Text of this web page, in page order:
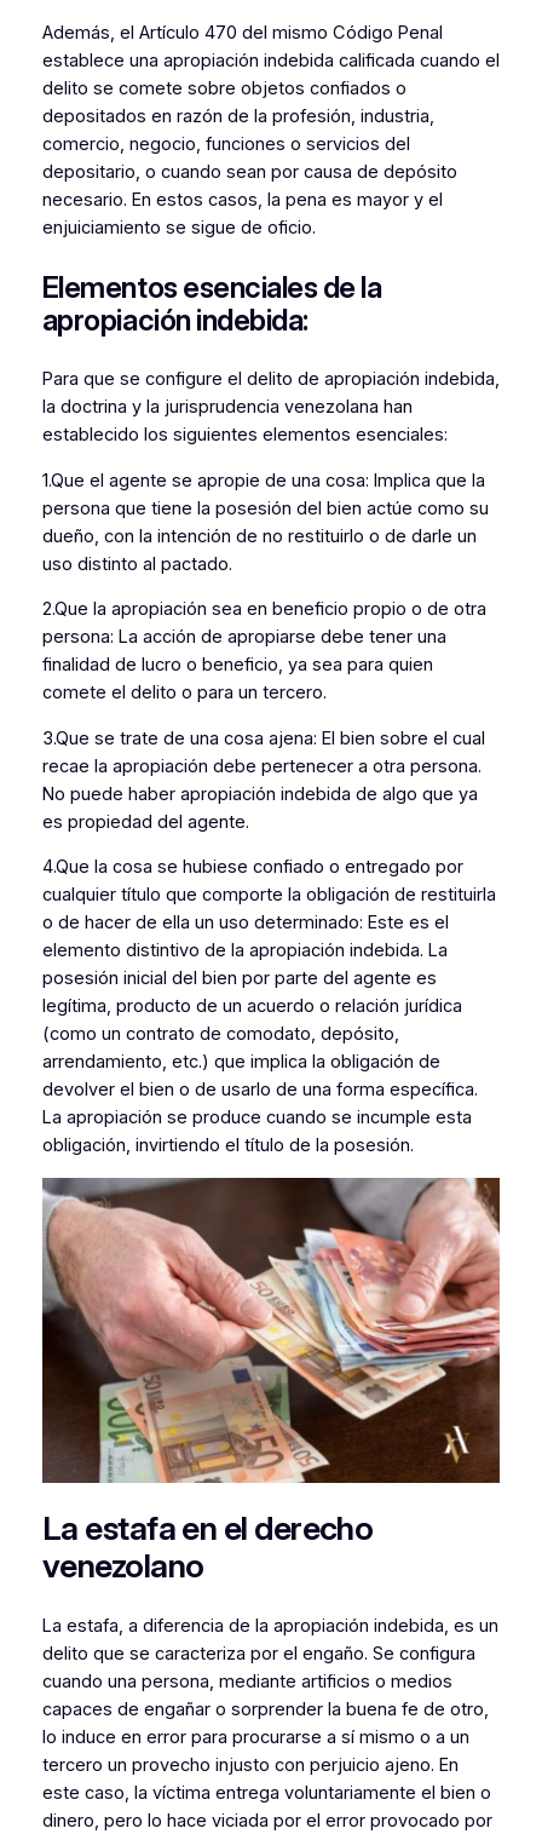
Además, el Artículo 470 del mismo Código Penal
establece una apropiación indebida calificada cuando el
delito se comete sobre objetos confiados o
depositados en razón de la profesión, industria,
comercio, negocio, funciones o servicios del
depositario, o cuando sean por causa de depósito
necesario. En estos casos, la pena es mayor y el
enjuiciamiento se sigue de oficio.
Elementos esenciales de la
apropiación indebida:
Para que se configure el delito de apropiación indebida,
la doctrina y la jurisprudencia venezolana han
establecido los siguientes elementos esenciales:
1.Que el agente se apropie de una cosa: Implica que la
persona que tiene la posesión del bien actúe como su
dueño, con la intención de no restituirlo o de darle un
uso distinto al pactado.
2.Que la apropiación sea en beneficio propio o de otra
persona: La acción de apropiarse debe tener una
finalidad de lucro o beneficio, ya sea para quien
comete el delito o para un tercero.
3.Que se trate de una cosa ajena: El bien sobre el cual
recae la apropiación debe pertenecer a otra persona.
No puede haber apropiación indebida de algo que ya
es propiedad del agente.
4.Que la cosa se hubiese confiado o entregado por
cualquier título que comporte la obligación de restituirla
o de hacer de ella un uso determinado: Este es el
elemento distintivo de la apropiación indebida. La
posesión inicial del bien por parte del agente es
legítima, producto de un acuerdo o relación jurídica
(como un contrato de comodato, depósito,
arrendamiento, etc.) que implica la obligación de
devolver el bien o de usarlo de una forma específica.
La apropiación se produce cuando se incumple esta
obligación, invirtiendo el título de la posesión.
La estafa en el derecho
venezolano
La estafa, a diferencia de la apropiación indebida, es un
delito que se caracteriza por el engaño. Se configura
cuando una persona, mediante artificios o medios
capaces de engañar o sorprender la buena fe de otro,
lo induce en error para procurarse a sí mismo o a un
tercero un provecho injusto con perjuicio ajeno. En
este caso, la víctima entrega voluntariamente el bien o
dinero, pero lo hace viciada por el error provocado por